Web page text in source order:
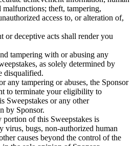
malfunctions; theft, tampering,
access to, or alteration of,
or deceptive acts shall render you
tampering with or abusing any
as solely determined by
disqualified.
any tampering or abuses, the Sponsor
to terminate your eligibility to
Sweepstakes or any other
by Sponsor.
portion of this Sweepstakes is
virus, bugs, non-authorized human
causes beyond the control of the